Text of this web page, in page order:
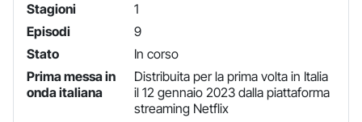
Stagioni
1
Episodi
9
Stato
In corso
Prima messa in
onda italiana
Distribuita per la prima volta in Italia
il 12 gennaio 2023 dalla piattaforma
streaming Netflix